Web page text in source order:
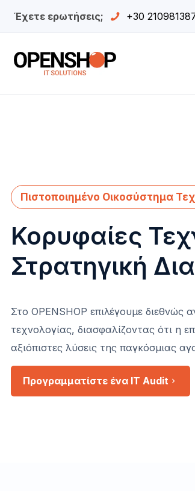
Έχετε ερωτήσεις; +30
Πιστοποιημένο Οικοσύστημα
Κορυφαίες
Στρατηγική
Στο OPENSHOP επιλέγουμε διεθνώς
τεχνολογίας, διασφαλίζοντας ότι η
αξιόπιστες λύσεις της παγκόσμιας
Προγραμματίστε ένα IT Audit